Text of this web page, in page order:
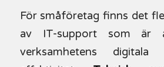
För småföretag finns det
av IT-support som är
verksamhetens